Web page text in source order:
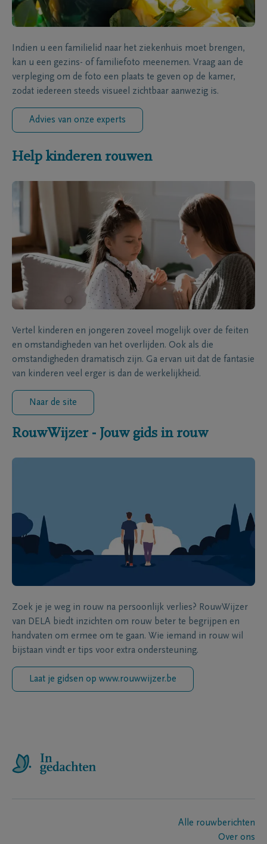
Indien u een familielid naar het ziekenhuis moet brengen,
kan u een gezins- of familiefoto meenemen. Vraag aan de
verpleging om de foto een plaats te geven op de kamer,
zodat iedereen steeds visueel zichtbaar aanwezig is.
Advies van onze experts
Help kinderen rouwen
Vertel kinderen en jongeren zoveel mogelijk over de feiten
en omstandigheden van het overlijden. Ook als die
omstandigheden dramatisch zijn. Ga ervan uit dat de fantasie
van kinderen veel erger is dan de werkelijkheid.
Naar de site
RouwWijzer - Jouw gids in rouw
Zoek je je weg in rouw na persoonlijk verlies? RouwWijzer
van DELA biedt inzichten om rouw beter te begrijpen en
handvaten om ermee om te gaan. Wie iemand in rouw wil
bijstaan vindt er tips voor extra ondersteuning.
Laat je gidsen op www.rouwwijzer.be
Alle rouwberichten
Over ons